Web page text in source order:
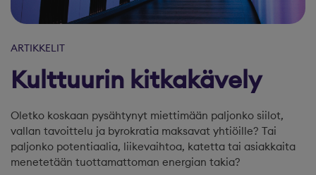
ARTIKKELIT
Kulttuurin kitkakävely
Oletko koskaan pysähtynyt miettimään paljonko siilot,
vallan tavoittelu ja byrokratia maksavat yhtiöille? Tai
paljonko potentiaalia, liikevaihtoa, katetta tai asiakkaita
menetetään tuottamattoman energian takia?